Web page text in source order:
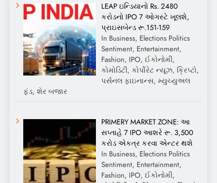
LEAP ઇન્ડિયાનો Rs. 2480
કરોડનો IPO 7 ઓગસ્ટે ખૂલશે,
પ્રાઇસબેન્ડ રૂ.151-159
In Business, Elections Politics
Sentiment, Entertainment,
Fashion, IPO, ઈકોનોમી,
કોમોડિટી, કોર્પોરેટ ન્યૂઝ, ક્રિપ્ટો,
પર્સનલ ફાઇનાન્સ, મ્યુચ્યુઅલ
ફંડ, શેર બજાર
PRIMERY MARKET ZONE: આ
સપ્તાહે 7 IPO આશરે રૂ. 3,500
કરોડ એકત્ર કરવા એન્ટર થશે
In Business, Elections Politics
Sentiment, Entertainment,
Fashion, IPO, ઈકોનોમી,